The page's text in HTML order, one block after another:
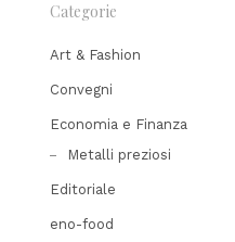
Categorie
Art & Fashion
Convegni
Economia e Finanza
Metalli preziosi
Editoriale
eno-food